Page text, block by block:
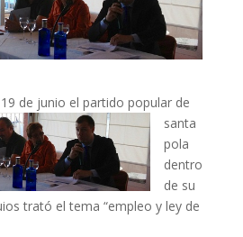
de junio el partido popular de
santa
pola
dentro
de su
trató el tema “empleo y ley de